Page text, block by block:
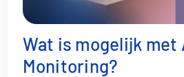
Wat is mogelijk met
Monitoring?